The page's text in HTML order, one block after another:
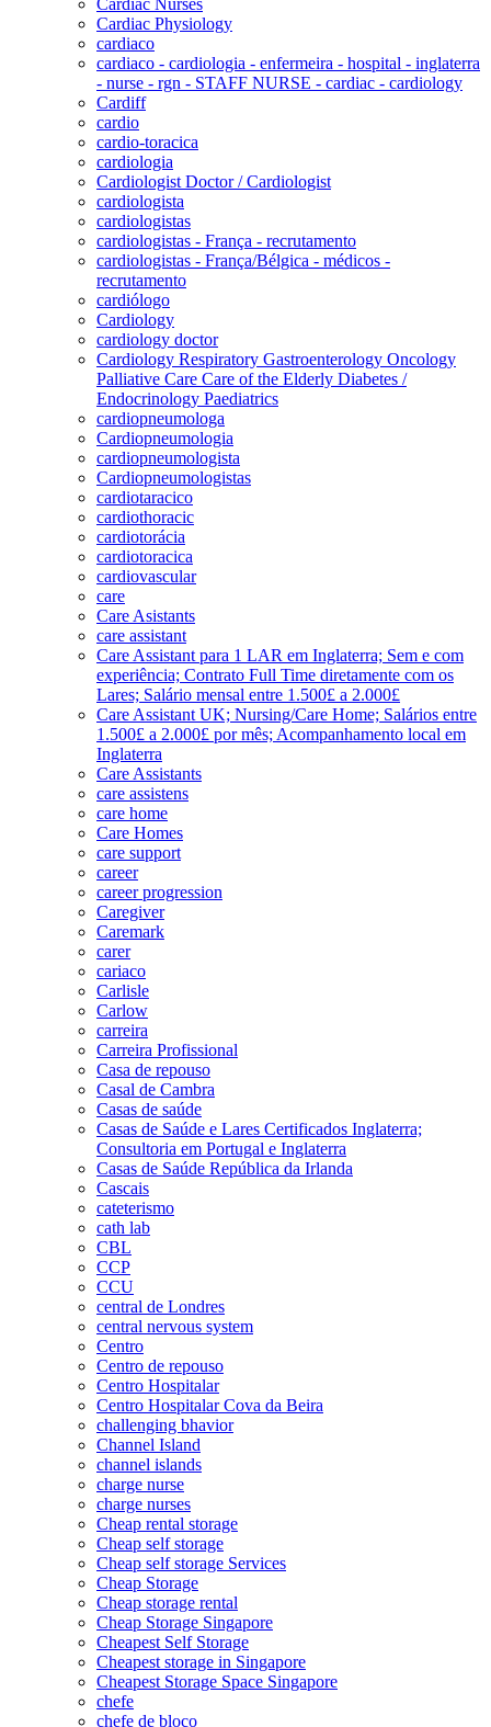
Cardiac Physiology
cardiaco
cardiaco - cardiologia - enfermeira - hospital - inglaterra
- nurse - rgn - STAFF NURSE - cardiac - cardiology
Cardiff
cardio
cardio-toracica
cardiologia
Cardiologist Doctor / Cardiologist
cardiologista
cardiologistas
cardiologistas - França - recrutamento
cardiologistas - França/Bélgica - médicos -
recrutamento
cardiólogo
Cardiology
cardiology doctor
Cardiology Respiratory Gastroenterology Oncology
Palliative Care Care of the Elderly Diabetes /
Endocrinology Paediatrics
cardiopneumologa
Cardiopneumologia
cardiopneumologista
Cardiopneumologistas
cardiotaracico
cardiothoracic
cardiotorácia
cardiotoracica
cardiovascular
care
Care Asistants
care assistant
Care Assistant para 1 LAR em Inglaterra; Sem e com
experiência; Contrato Full Time diretamente com os
Lares; Salário mensal entre 1.500£ a 2.000£
Care Assistant UK; Nursing/Care Home; Salários entre
1.500£ a 2.000£ por mês; Acompanhamento local em
Inglaterra
Care Assistants
care assistens
care home
Care Homes
care support
career
career progression
Caregiver
Caremark
carer
cariaco
Carlisle
Carlow
carreira
Carreira Profissional
Casa de repouso
Casal de Cambra
Casas de saúde
Casas de Saúde e Lares Certificados Inglaterra;
Consultoria em Portugal e Inglaterra
Casas de Saúde República da Irlanda
Cascais
cateterismo
cath lab
CBL
CCP
CCU
central de Londres
central nervous system
Centro
Centro de repouso
Centro Hospitalar
Centro Hospitalar Cova da Beira
challenging bhavior
Channel Island
channel islands
charge nurse
charge nurses
Cheap rental storage
Cheap self storage
Cheap self storage Services
Cheap Storage
Cheap storage rental
Cheap Storage Singapore
Cheapest Self Storage
Cheapest storage in Singapore
Cheapest Storage Space Singapore
chefe
chefe de bloco